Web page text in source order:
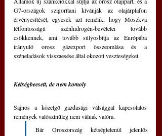
G7-országok szigorítani kívánják az olajárplafon
érvényesítését, egyesek azt remélik, hogy Moszkva
létfontosságú szénhidrogén-bevételei tovább
csökkennek, ami tovább súlyosbítja az Európába
irányuló orosz gázexport összeomlása és a
széneladások visszaesése által okozott veszteségeket.
Kétségbeesett, de nem komoly
Sajnos a közelgő gazdasági válsággal kapcsolatos
remények valószínűleg nem válnak valóra.
Bár Oroszország kétségtelenül jelentős